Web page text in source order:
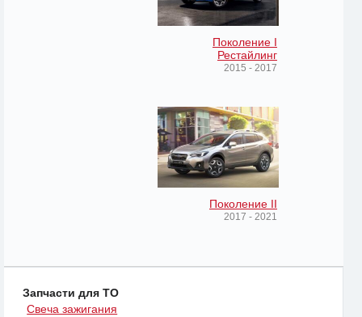
Поколение I
Рестайлинг
2015 - 2017
Поколение II
2017 - 2021
Запчасти для ТО
Свеча зажигания